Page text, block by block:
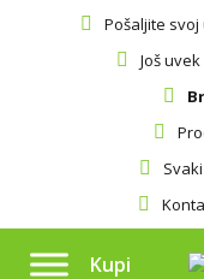
Pošaljite
Još
Kupi